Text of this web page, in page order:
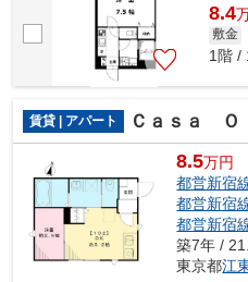
8.4
敷金
1階 /
賃貸 | アパート Ｃａｓａ Ｏｌ
8.5万円
都営新宿
都営新宿
都営新宿
築7年 /
東京都江